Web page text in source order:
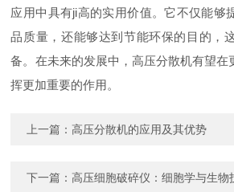
应用中具有ji高的实用价值。它不仅能够
品质量，还能够达到节能环保的目的，
备。在未来的发展中，高压分散机有望在
挥更加重要的作用。
上一篇：高压分散机的应用及其优势
下一篇：高压细胞破碎仪：细胞学与生物